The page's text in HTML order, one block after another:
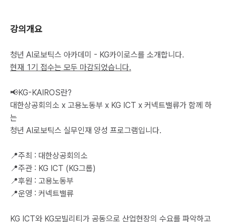
강의개요
청년 AI로보틱스 아카데미 - KG카이로스를 소개합니다.
현재 1기 접수는 모두 마감되었습니다.
📢KG-KAIROS란?
대한상공회의소 x 고용노동부 x KG ICT x 커넥트밸류가 함께 하
는
청년 AI로보틱스 실무인재 양성 프로그램입니다.
📍주최 : 대한상공회의소
📍주관 : KG ICT (KG그룹)
📍후원 : 고용노동부
📍운영 : 커넥트밸류
KG ICT와 KG모빌리티가 공동으로 산업현장의 수요를 파악하고